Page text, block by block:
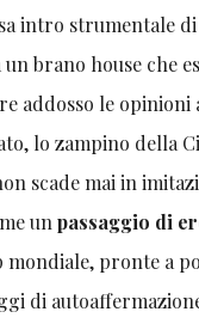
intro strumentale
brano house che
addosso le
lo zampino della
scade mai in
unpassaggio di
mondiale, pronte a
di